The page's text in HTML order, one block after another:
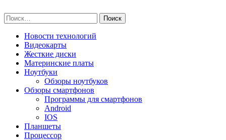
to
content
Найти:
Новости технологий
Видеокарты
Жесткие диски
Материнские платы
Ноутбуки
Обзоры ноутбуков
Обзоры смартфонов
Программы для смартфонов
Android
IOS
Планшеты
Процессор